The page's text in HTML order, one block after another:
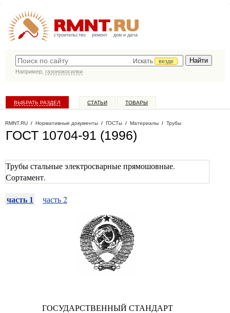
строительство ремонт дом и дача
Искать
везде
Например, газонокосилки
ВЫБРАТЬ РАЗДЕЛ СТАТЬИ ТОВАРЫ
RMNT.RU / Нормативные документы / ГОСТы / Материалы / Трубы
ГОСТ 10704-91 (1996)
Трубы стальные электросварные прямошовные.
Сортамент.
часть 1 часть 2
ГОСУДАРСТВЕННЫЙ СТАНДАРТ